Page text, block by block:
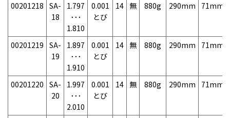
00201218 SA-
18
1.797
･･･
1.810
0.001
とび
14 無 880g 290mm 71mm
00201219 SA-
19
1.897
･･･
1.910
0.001
とび
14 無 880g 290mm 71mm
00201220 SA-
20
1.997
･･･
2.010
0.001
とび
14 無 880g 290mm 71mm